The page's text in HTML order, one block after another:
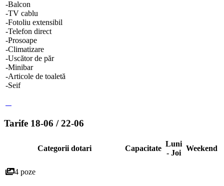
-Balcon
-TV cablu
-Fotoliu extensibil
-Telefon direct
-Prosoape
-Climatizare
-Uscător de păr
-Minibar
-Articole de toaletă
-Seif
Tarife 18-06 / 22-06
Categorii dotari Capacitate
Luni
- Joi
Weekend
4 poze